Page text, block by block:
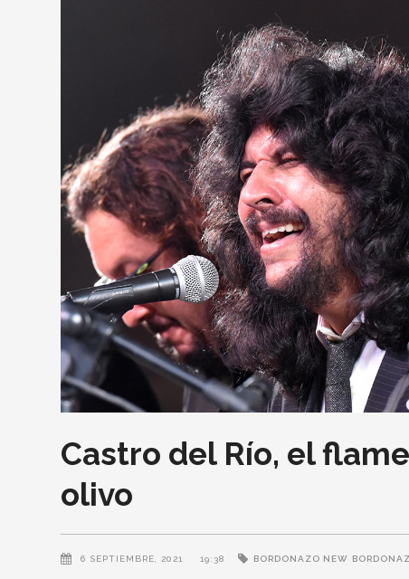
Castro del Río, el
olivo
6 SEPTIEMBRE, 2021 19:38 BORDONAZO NEW